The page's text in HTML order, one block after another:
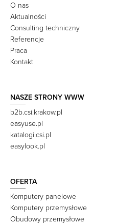
O nas
Aktualności
Consulting techniczny
Referencje
Praca
Kontakt
NASZE STRONY WWW
b2b.csi.krakow.pl
easyuse.pl
katalogi.csi.pl
easylook.pl
OFERTA
Komputery panelowe
Komputery przemysłowe
Obudowy przemysłowe